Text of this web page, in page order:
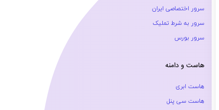
سرور اختصاصی ایران
سرور به شرط تملیک
سرور بورس
هاست و دامنه
هاست ابری
هاست سی پنل